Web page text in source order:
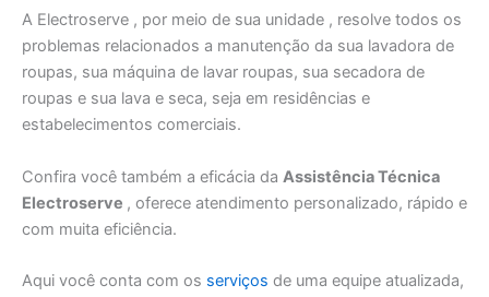
A Electroserve , por meio de sua unidade , resolve todos os
problemas relacionados a manutenção da sua lavadora de
roupas, sua máquina de lavar roupas, sua secadora de
roupas e sua lava e seca, seja em residências e
estabelecimentos comerciais.
Confira você também a eficácia da Assistência Técnica
Electroserve , oferece atendimento personalizado, rápido e
com muita eficiência.
Aqui você conta com os serviços de uma equipe atualizada,